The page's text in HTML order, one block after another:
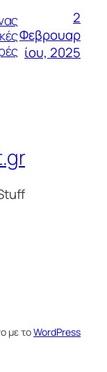
2
Φεβρουαρ
ίου, 2025
με τοWordPress